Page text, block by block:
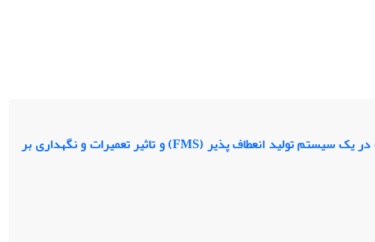
ارایه یک مدل برنامه ریزی ریاضی فازی به منظور تخصیص و زمانبندی انجام قطعات در یک سیستم تولید انعطاف پذیر (FMS) و تاثیر تعمیرات و نگهداری بر